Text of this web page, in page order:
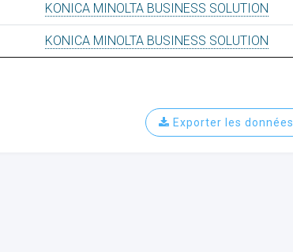
KONICA MINOLTA BUSINESS SOLUTION
KONICA MINOLTA BUSINESS SOLUTION
Exporter les données